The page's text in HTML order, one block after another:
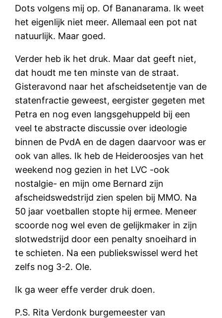
Dots volgens mij op. Of Bananarama. Ik weet
het eigenlijk niet meer. Allemaal een pot nat
natuurlijk. Maar goed.
Verder heb ik het druk. Maar dat geeft niet,
dat houdt me ten minste van de straat.
Gisteravond naar het afscheidsetentje van de
statenfractie geweest, eergister gegeten met
Petra en nog even langsgehuppeld bij een
veel te abstracte discussie over ideologie
binnen de PvdA en de dagen daarvoor was er
ook van alles. Ik heb de Heideroosjes van het
weekend nog gezien in het LVC -ook
nostalgie- en mijn ome Bernard zijn
afscheidswedstrijd zien spelen bij MMO. Na
50 jaar voetballen stopte hij ermee. Meneer
scoorde nog wel even de gelijkmaker in zijn
slotwedstrijd door een penalty snoeihard in
te schieten. Na een publiekswissel werd het
zelfs nog 3-2. Ole.
Ik ga weer effe verder druk doen.
P.S. Rita Verdonk burgemeester van